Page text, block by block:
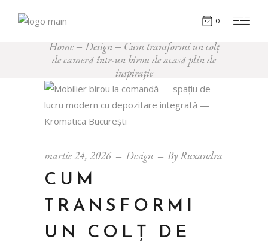
0
Home Design
Cum transformi un colț
de cameră într-un birou de acasă plin de
inspirație
martie 24, 2026 Design ByRuxandra
CUM
TRANSFORMI
UN COLȚ DE